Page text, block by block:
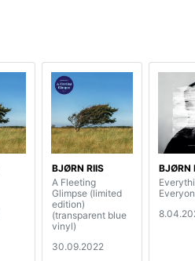
BJØRN RIIS
A Fleeting
Glimpse (limited
edition)
(transparent blue
vinyl)
30.09.2022
BJØRN